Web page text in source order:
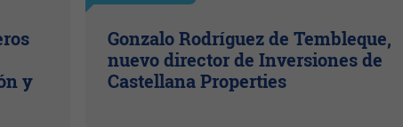
y
Gonzalo Rodríguez de Tembleque,
nuevo director de Inversiones de
Castellana Properties